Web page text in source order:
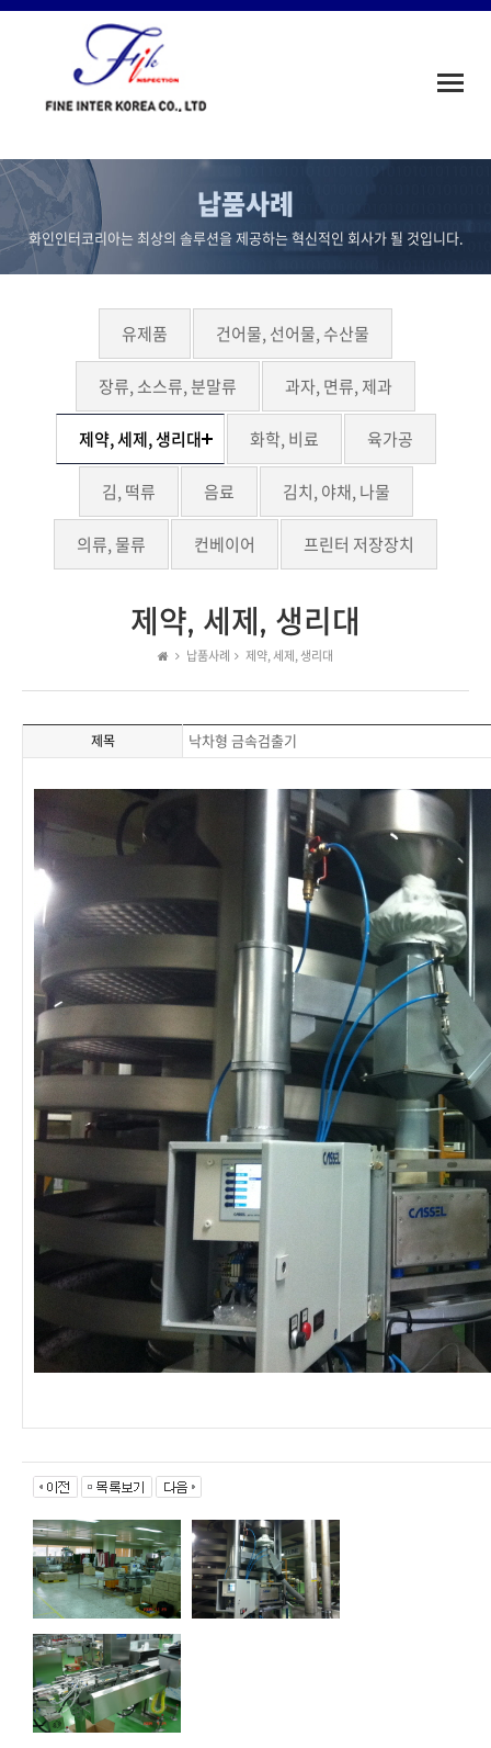
Toggle
납품사례
화인인터코리아는 최상의 솔루션을 제공하는 혁신적인 회사가 될 것입니다.
유제품 건어물, 선어물, 수산물
장류, 소스류, 분말류 과자, 면류, 제과
제약, 세제, 생리대 화학, 비료 육가공
김, 떡류 음료 김치, 야채, 나물
의류, 물류 컨베이어 프린터 저장장치
제약, 세제, 생리대
납품사례 제약, 세제, 생리대
제목 낙차형 금속검출기